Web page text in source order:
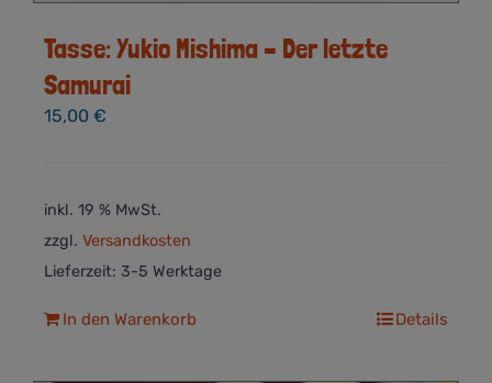
Tasse: Yukio Mishima – Der letzte
Samurai
15,00 €
inkl. 19 % MwSt.
zzgl. Versandkosten
Lieferzeit: 3-5 Werktage
In den Warenkorb Details